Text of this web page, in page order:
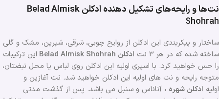
نت‌ها و رایحه‌های تشکیل دهنده ادکلن Belad Almisk
Shohrah
ساختار و پیکربندی این ادکلن از روایح چوبی، شرقی، شیرین، مشک و گلی
ساخته شده که در هر ۳ نت
ادکلن Belad Almisk Shohrah
این ترکیبات
را حس خواهید کرد. با اسپری اولیه این ادکلن روی لباس یا محل نبضتان،
متوجه رایحه و نت های اولیه این ادکلن خواهید شد. نت‌ آغازین و
اولیه ادکلن شهره ، آناناس و سنبل می باشد. پس از گذشت مدتی